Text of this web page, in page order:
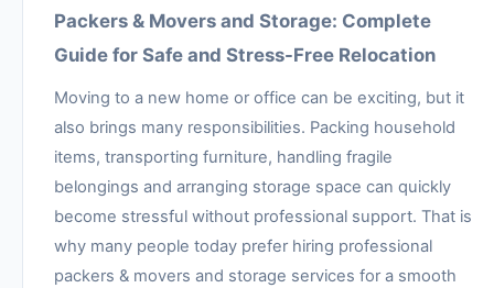
Packers & Movers and Storage: Complete
Guide for Safe and Stress-Free Relocation
Moving to a new home or office can be exciting, but it
also brings many responsibilities. Packing household
items, transporting furniture, handling fragile
belongings and arranging storage space can quickly
become stressful without professional support. That is
why many people today prefer hiring professional
packers & movers and storage services for a smooth